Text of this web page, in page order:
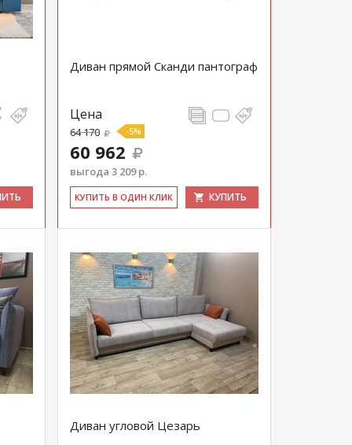
Диван прямой Сканди пантограф
Цена
64 170 -5%
60 962
выгода 3 209 р.
КУ­ПИТЬ В ОДИН КЛИК КУПИТЬ
Диван угловой Цезарь